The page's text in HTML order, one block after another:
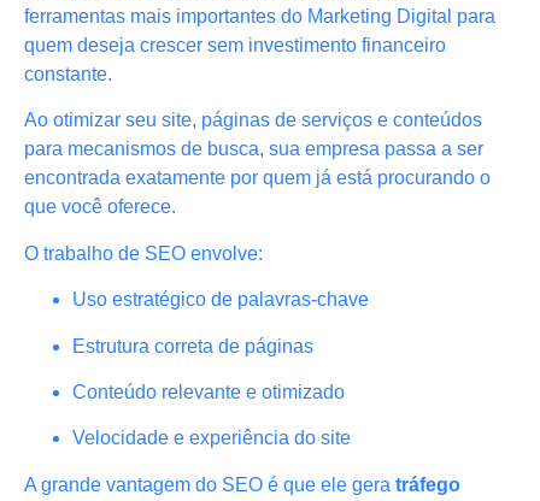
ferramentas mais importantes do Marketing Digital para
quem deseja crescer sem investimento financeiro
constante.
Ao otimizar seu site, páginas de serviços e conteúdos
para mecanismos de busca, sua empresa passa a ser
encontrada exatamente por quem já está procurando o
que você oferece.
O trabalho de SEO envolve:
Uso estratégico de palavras-chave
Estrutura correta de páginas
Conteúdo relevante e otimizado
Velocidade e experiência do site
A grande vantagem do SEO é que ele gera tráfego